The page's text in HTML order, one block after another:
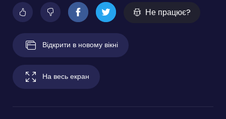
Не працює?
Відкрити в новому вікні
На весь екран